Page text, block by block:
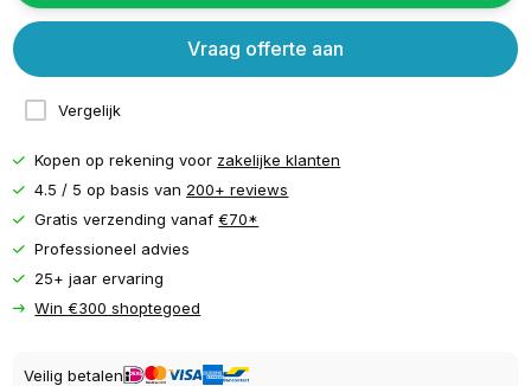
Vergelijk
Vraag offerte aan
Kopen op rekening voor zakelijke klanten
4.5 / 5 op basis van 200+ reviews
Gratis verzending vanaf€70*
Professioneel advies
25+ jaar ervaring
Win €300 shoptegoed
Veilig betalen